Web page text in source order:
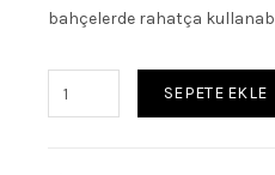
bahçelerde rahatça
SEPETE EKLE